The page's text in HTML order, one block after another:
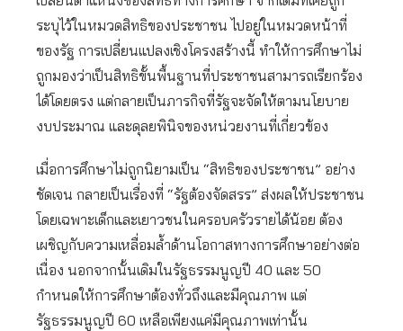
ระบุไว้ในหมวดสิทธิของประชาชน ไปอยู่ในหมวดหน้าที่
ของรัฐ การเปลี่ยนแปลงเชิงโครงสร้างนี้ ทำให้การศึกษาไม่
ถูกมองว่าเป็นสิทธิขั้นพื้นฐานที่ประชาชนสามารถเรียกร้อง
ได้โดยตรง แต่กลายเป็นภารกิจที่รัฐจะจัดให้ตามนโยบาย
งบประมาณ และดุลยพินิจของหน่วยงานที่เกี่ยวข้อง
เมื่อการศึกษาไม่ถูกนิยามเป็น “สิทธิของประชาชน” อย่าง
ชัดเจน กลายเป็นเรื่องที่ “รัฐต้องจัดสรร” ส่งผลให้ประชาชน
โดยเฉพาะเด็กและเยาวชนในครอบครัวรายได้น้อย ต้อง
เผชิญกับความเหลื่อมล้ำด้านโอกาสทางการศึกษาอย่างต่อ
เนื่อง นอกจากนั้นเดิมในรัฐธรรมนูญปี 40 และ 50
กำหนดให้การศึกษาต้องทั่วถึงและมีคุณภาพ แต่
รัฐธรรมนูญปี 60 เหลือเพียงแค่มีคุณภาพเท่านั้น